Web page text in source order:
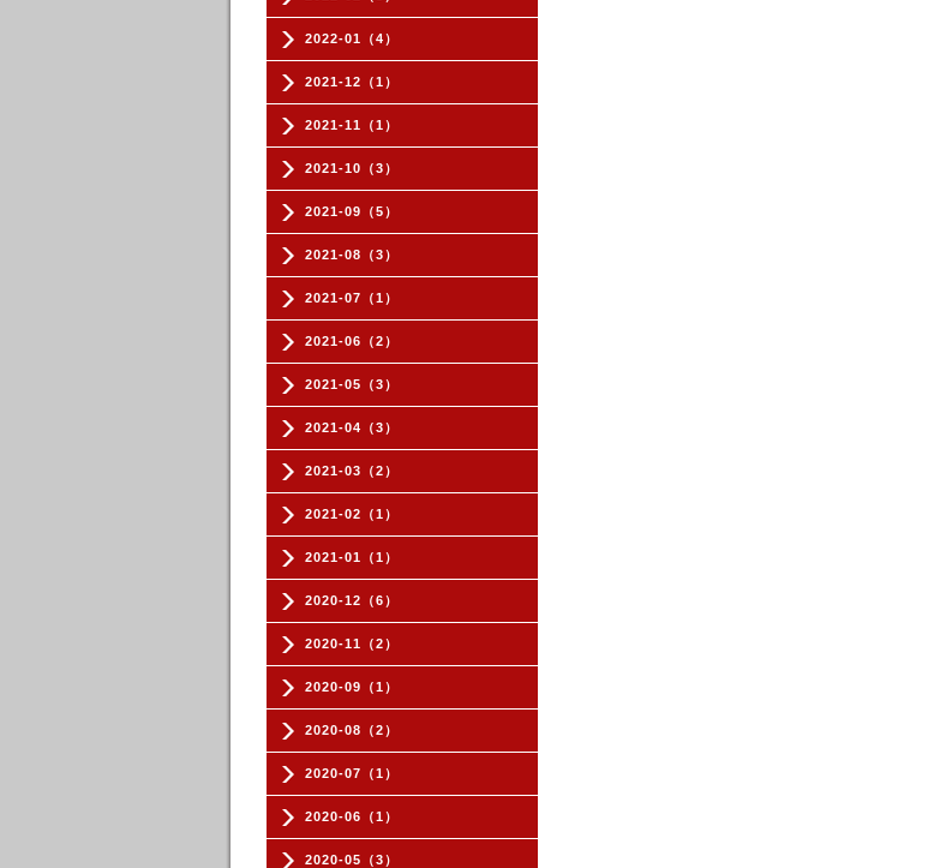
2022-01（4）
2021-12（1）
2021-11（1）
2021-10（3）
2021-09（5）
2021-08（3）
2021-07（1）
2021-06（2）
2021-05（3）
2021-04（3）
2021-03（2）
2021-02（1）
2021-01（1）
2020-12（6）
2020-11（2）
2020-09（1）
2020-08（2）
2020-07（1）
2020-06（1）
2020-05（3）